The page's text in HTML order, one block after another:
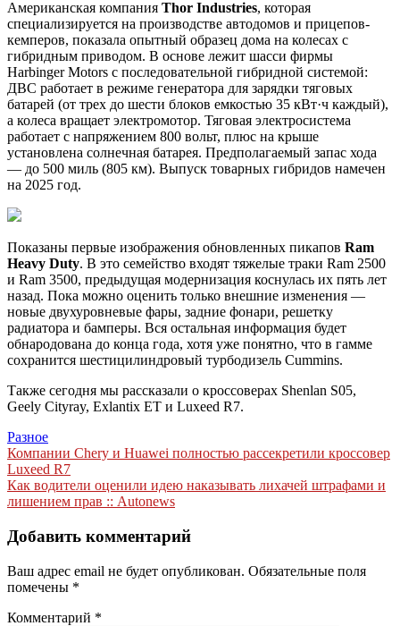
Американская компания Thor Industries, которая
специализируется на производстве автодомов и прицепов-
кемперов, показала опытный образец дома на колесах с
гибридным приводом. В основе лежит шасси фирмы
Harbinger Motors с последовательной гибридной системой:
ДВС работает в режиме генератора для зарядки тяговых
батарей (от трех до шести блоков емкостью 35 кВт·ч каждый),
а колеса вращает электромотор. Тяговая электросистема
работает с напряжением 800 вольт, плюс на крыше
установлена солнечная батарея. Предполагаемый запас хода
— до 500 миль (805 км). Выпуск товарных гибридов намечен
на 2025 год.
Показаны первые изображения обновленных пикапов Ram
Heavy Duty. В это семейство входят тяжелые траки Ram 2500
и Ram 3500, предыдущая модернизация коснулась их пять лет
назад. Пока можно оценить только внешние изменения —
новые двухуровневые фары, задние фонари, решетку
радиатора и бамперы. Вся остальная информация будет
обнародована до конца года, хотя уже понятно, что в гамме
сохранится шестицилиндровый турбодизель Cummins.
Также сегодня мы рассказали о кроссоверах Shenlan S05,
Geely Cityray, Exlantix ET и Luxeed R7.
Разное
Навигация
по
записям
Компании Chery и Huawei полностью рассекретили кроссовер
Luxeed R7
Как водители оценили идею наказывать лихачей штрафами и
лишением прав :: Autonews
Добавить комментарий
Ваш адрес email не будет опубликован. Обязательные поля
помечены *
Комментарий *